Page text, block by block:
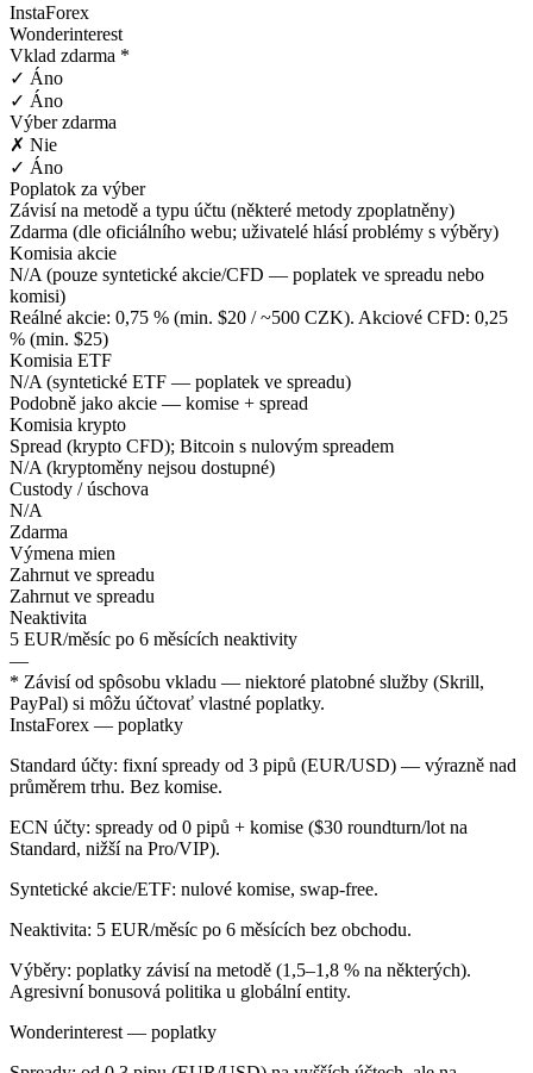
InstaForex
Wonderinterest
Vklad zdarma *
✓ Áno
✓ Áno
Výber zdarma
✗ Nie
✓ Áno
Poplatok za výber
Závisí na metodě a typu účtu (některé metody zpoplatněny)
Zdarma (dle oficiálního webu; uživatelé hlásí problémy s výběry)
Komisia akcie
N/A (pouze syntetické akcie/CFD — poplatek ve spreadu nebo
komisi)
Reálné akcie: 0,75 % (min. $20 / ~500 CZK). Akciové CFD: 0,25
% (min. $25)
Komisia ETF
N/A (syntetické ETF — poplatek ve spreadu)
Podobně jako akcie — komise + spread
Komisia krypto
Spread (krypto CFD); Bitcoin s nulovým spreadem
N/A (kryptoměny nejsou dostupné)
Custody / úschova
N/A
Zdarma
Výmena mien
Zahrnut ve spreadu
Zahrnut ve spreadu
Neaktivita
5 EUR/měsíc po 6 měsících neaktivity
—
* Závisí od spôsobu vkladu — niektoré platobné služby (Skrill,
PayPal) si môžu účtovať vlastné poplatky.
InstaForex — poplatky
Standard účty: fixní spready od 3 pipů (EUR/USD) — výrazně nad
průměrem trhu. Bez komise.
ECN účty: spready od 0 pipů + komise ($30 roundturn/lot na
Standard, nižší na Pro/VIP).
Syntetické akcie/ETF: nulové komise, swap-free.
Neaktivita: 5 EUR/měsíc po 6 měsících bez obchodu.
Výběry: poplatky závisí na metodě (1,5–1,8 % na některých).
Agresivní bonusová politika u globální entity.
Wonderinterest — poplatky